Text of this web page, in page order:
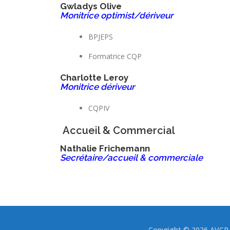
Gwladys Olive
Monitrice optimist/dériveur
BPJEPS
Formatrice CQP
Charlotte Leroy
Monitrice dériveur
CQPIV
Accueil & Commercial
Nathalie Frichemann
Secrétaire/accueil & commerciale